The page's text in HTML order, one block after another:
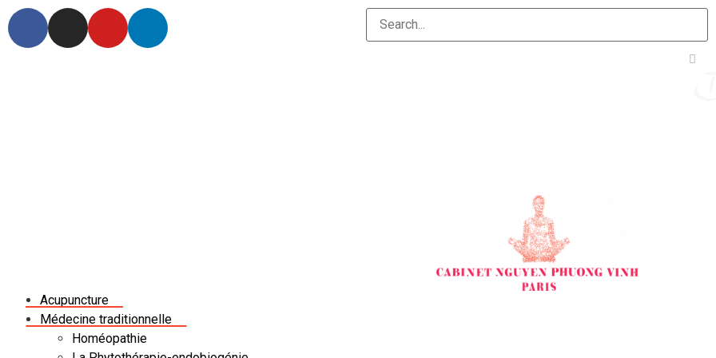
Acupuncture
Médecine traditionnelle
Homéopathie